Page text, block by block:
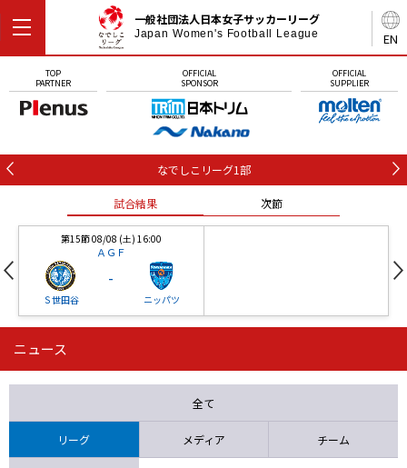
EN
一般社団法人日本女子サッカーリーグ
Japan Women's Football League
TOP
PARTNER
OFFICIAL
SPONSOR
OFFICIAL
SUPPLIER
なでしこリーグ1部
試合結果 次節
第15節 08/08 (土) 16:00
ＡＧＦ
Ｓ世田谷
-
ニッパツ
第16節 09/05 (土) 15:00
ニッパツ 石人の星
ニュース
全て
リーグ メディア チーム